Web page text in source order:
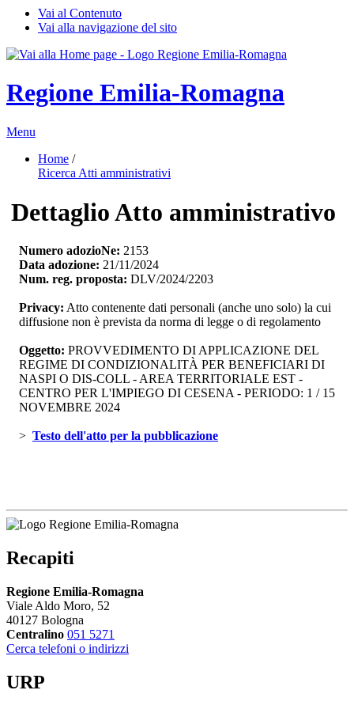
Vai al Contenuto
Vai alla navigazione del sito
Regione Emilia-Romagna
Menu
Home /
Ricerca Atti amministrativi
Dettaglio Atto amministrativo
Numero adozioNe: 2153
Data adozione: 21/11/2024
Num. reg. proposta: DLV/2024/2203
Privacy: Atto contenente dati personali (anche uno solo) la cui
diffusione non è prevista da norma di legge o di regolamento
Oggetto: PROVVEDIMENTO DI APPLICAZIONE DEL
REGIME DI CONDIZIONALITÀ PER BENEFICIARI DI
NASPI O DIS-COLL - AREA TERRITORIALE EST -
CENTRO PER L'IMPIEGO DI CESENA - PERIODO: 1 / 15
NOVEMBRE 2024
> Testo dell'atto per la pubblicazione
Recapiti
Regione Emilia-Romagna
Viale Aldo Moro, 52
40127 Bologna
Centralino 051 5271
Cerca telefoni o indirizzi
URP